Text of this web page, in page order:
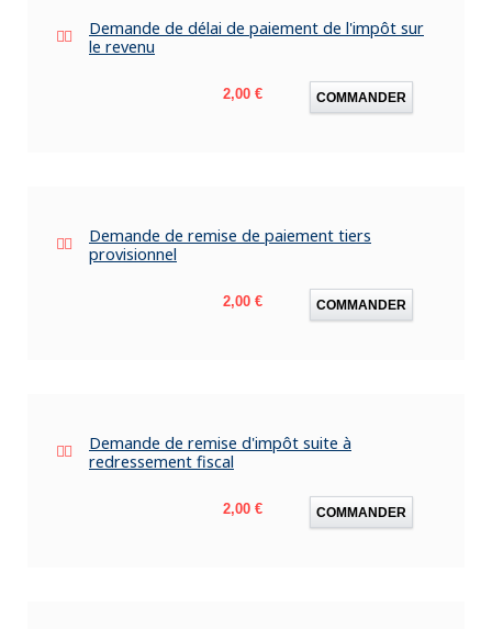
Demande de délai de paiement de l'impôt sur
le revenu
Prix
2,00 € COMMANDER
Demande de remise de paiement tiers
provisionnel
Prix
2,00 € COMMANDER
Demande de remise d'impôt suite à
redressement fiscal
Prix
2,00 € COMMANDER